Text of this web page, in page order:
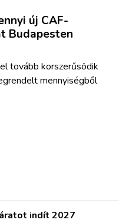
új CAF-
Budapesten
tovább korszerűsödik
mennyiségből
indít 2027